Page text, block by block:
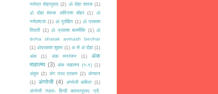
स्तोत्र दोहानुवाद (2) ॐ दोहा शतक (1)
ॐ दोहा शतक अविनाश बोहर
(1)
ॐ
नर्मदाष्टकं (1) ॐ पुरोहित (1) ॐ प्रकाश
तिवारी (1) ॐ प्रकाश बाल्मीकि (1) ॐ
doha shatak avinash beohar
(1) ॐप्रकाश शुक्ल (1) अ से अं दोहा (1)
अंक
(1) अंक मनरंजन (1)
अंक
माहात्म्य (3) अंक माहात्म्य (१-९) (1)
अंकुर (2) अंग तथा प्रकार (2) अंगदान
(1) अंगरेजी (4) अंगरेजी कविता (1)
अंगरेजी ग़ज़ल- हिन्दी काव्यानुवाद: प्रो.